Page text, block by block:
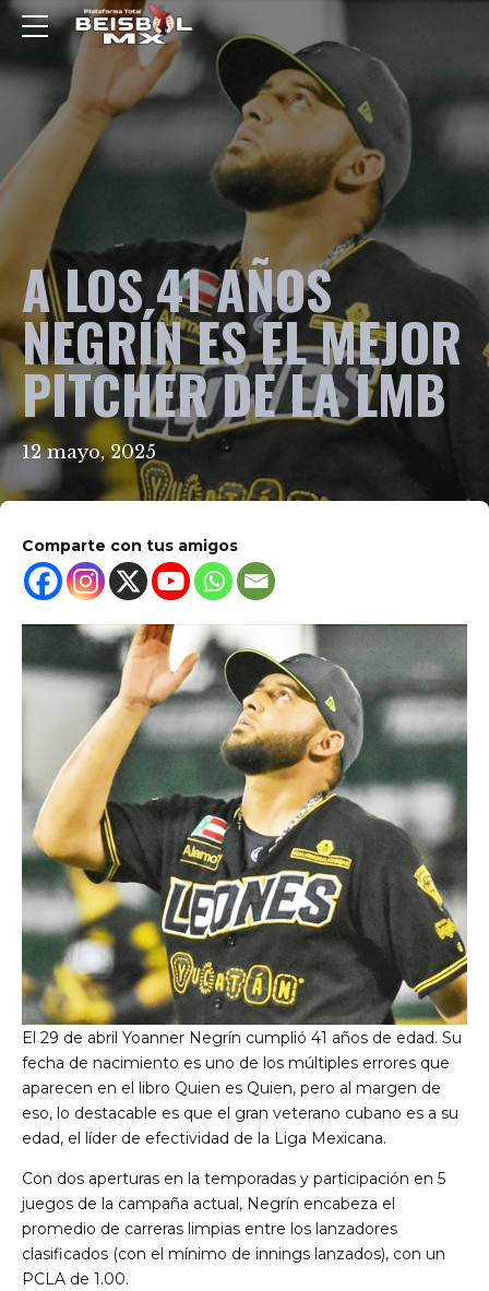
A LOS 41 AÑOS
NEGRÍN ES EL MEJOR
PITCHER DE LA LMB
12 mayo, 2025
Comparte con tus amigos
El 29 de abril Yoanner Negrín cumplió 41 años de edad. Su
fecha de nacimiento es uno de los múltiples errores que
aparecen en el libro Quien es Quien, pero al margen de
eso, lo destacable es que el gran veterano cubano es a su
edad, el líder de efectividad de la Liga Mexicana.
Con dos aperturas en la temporadas y participación en 5
juegos de la campaña actual, Negrín encabeza el
promedio de carreras limpias entre los lanzadores
clasificados (con el mínimo de innings lanzados), con un
PCLA de 1.00.